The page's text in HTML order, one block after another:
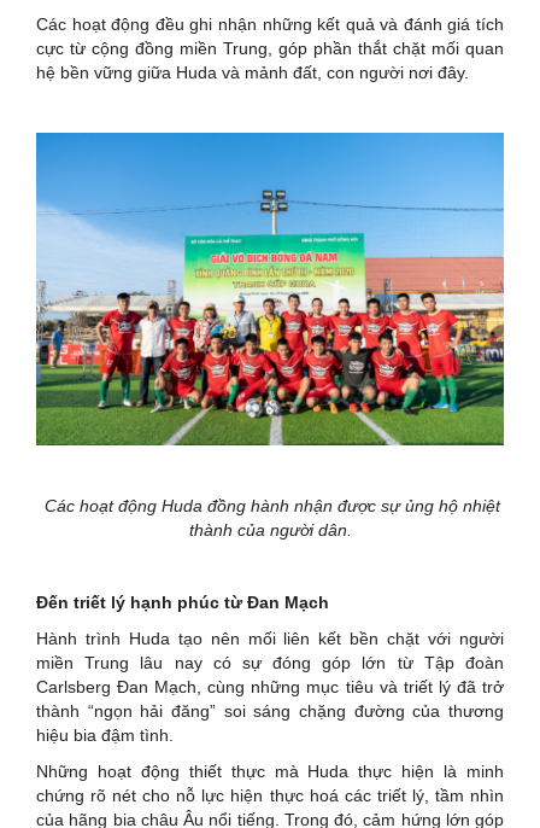
Các hoạt động đều ghi nhận những kết quả và đánh giá tích
cực từ cộng đồng miền Trung, góp phần thắt chặt mối quan
hệ bền vững giữa Huda và mảnh đất, con người nơi đây.
Các hoạt động Huda đồng hành nhận được sự ủng hộ nhiệt
thành của người dân.
Đến triết lý hạnh phúc từ Đan Mạch
Hành trình Huda tạo nên mối liên kết bền chặt với người
miền Trung lâu nay có sự đóng góp lớn từ Tập đoàn
Carlsberg Đan Mạch, cùng những mục tiêu và triết lý đã trở
thành “ngọn hải đăng” soi sáng chặng đường của thương
hiệu bia đậm tình.
Những hoạt động thiết thực mà Huda thực hiện là minh
chứng rõ nét cho nỗ lực hiện thực hoá các triết lý, tầm nhìn
của hãng bia châu Âu nổi tiếng. Trong đó, cảm hứng lớn góp